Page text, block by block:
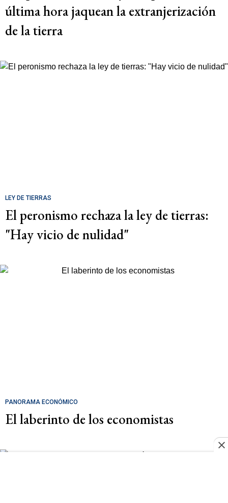
última hora jaquean la extranjerización
de la tierra
LEY DE TIERRAS
El peronismo rechaza la ley de tierras:
"Hay vicio de nulidad"
PANORAMA ECONÓMICO
El laberinto de los economistas